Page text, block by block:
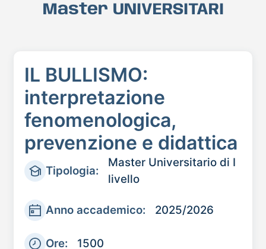
Master UNIVERSITARI
IL BULLISMO:
interpretazione
fenomenologica,
prevenzione e didattica
Tipologia:
Master Universitario di I
livello
Anno accademico: 2025/2026
Ore: 1500